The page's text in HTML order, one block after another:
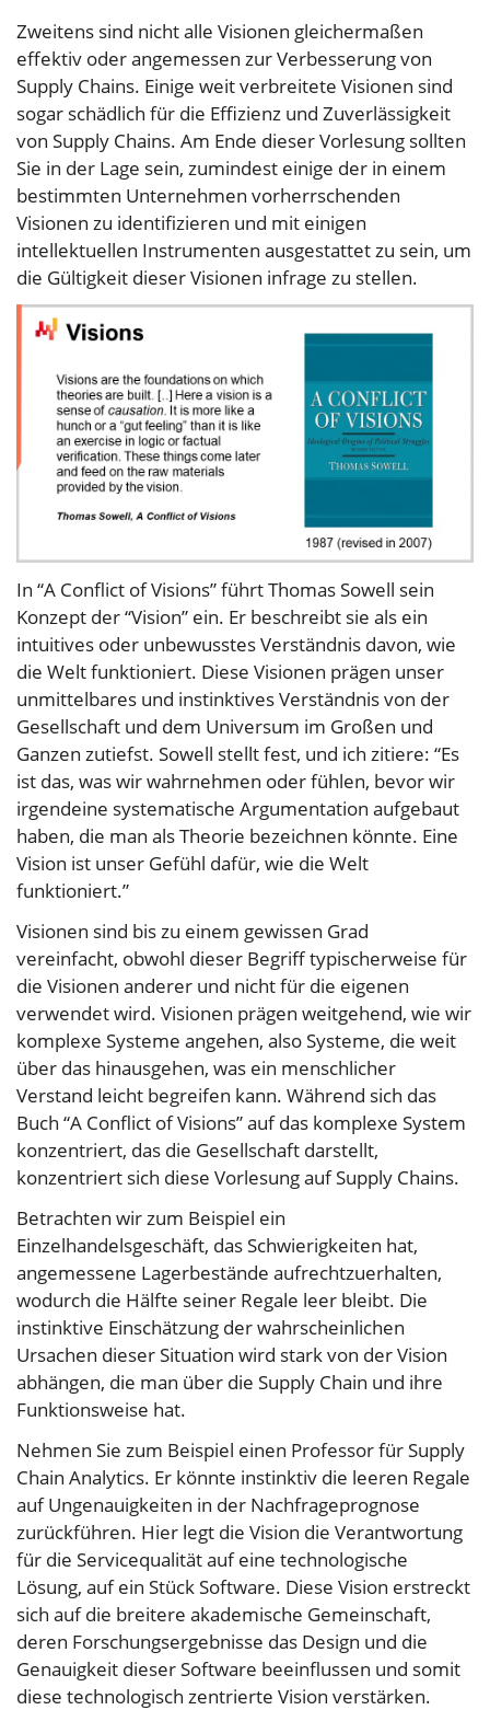
Zweitens sind nicht alle Visionen gleichermaßen
effektiv oder angemessen zur Verbesserung von
Supply Chains. Einige weit verbreitete Visionen sind
sogar schädlich für die Effizienz und Zuverlässigkeit
von Supply Chains. Am Ende dieser Vorlesung sollten
Sie in der Lage sein, zumindest einige der in einem
bestimmten Unternehmen vorherrschenden
Visionen zu identifizieren und mit einigen
intellektuellen Instrumenten ausgestattet zu sein, um
die Gültigkeit dieser Visionen infrage zu stellen.
In “A Conflict of Visions” führt Thomas Sowell sein
Konzept der “Vision” ein. Er beschreibt sie als ein
intuitives oder unbewusstes Verständnis davon, wie
die Welt funktioniert. Diese Visionen prägen unser
unmittelbares und instinktives Verständnis von der
Gesellschaft und dem Universum im Großen und
Ganzen zutiefst. Sowell stellt fest, und ich zitiere: “Es
ist das, was wir wahrnehmen oder fühlen, bevor wir
irgendeine systematische Argumentation aufgebaut
haben, die man als Theorie bezeichnen könnte. Eine
Vision ist unser Gefühl dafür, wie die Welt
funktioniert.”
Visionen sind bis zu einem gewissen Grad
vereinfacht, obwohl dieser Begriff typischerweise für
die Visionen anderer und nicht für die eigenen
verwendet wird. Visionen prägen weitgehend, wie wir
komplexe Systeme angehen, also Systeme, die weit
über das hinausgehen, was ein menschlicher
Verstand leicht begreifen kann. Während sich das
Buch “A Conflict of Visions” auf das komplexe System
konzentriert, das die Gesellschaft darstellt,
konzentriert sich diese Vorlesung auf Supply Chains.
Betrachten wir zum Beispiel ein
Einzelhandelsgeschäft, das Schwierigkeiten hat,
angemessene Lagerbestände aufrechtzuerhalten,
wodurch die Hälfte seiner Regale leer bleibt. Die
instinktive Einschätzung der wahrscheinlichen
Ursachen dieser Situation wird stark von der Vision
abhängen, die man über die Supply Chain und ihre
Funktionsweise hat.
Nehmen Sie zum Beispiel einen Professor für Supply
Chain Analytics. Er könnte instinktiv die leeren Regale
auf Ungenauigkeiten in der Nachfrageprognose
zurückführen. Hier legt die Vision die Verantwortung
für die Servicequalität auf eine technologische
Lösung, auf ein Stück Software. Diese Vision erstreckt
sich auf die breitere akademische Gemeinschaft,
deren Forschungsergebnisse das Design und die
Genauigkeit dieser Software beeinflussen und somit
diese technologisch zentrierte Vision verstärken.